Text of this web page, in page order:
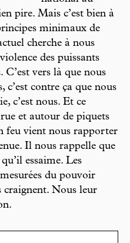
pire. Mais c’est bien à
minimaux de
cherche à nous
des puissants
C’est vers là que nous
contre ça que nous
c’est nous. Et ce
et autour de piquets
feu vient nous rapporter
Il nous rappelle que
essaime. Les
du pouvoir
Nous leur